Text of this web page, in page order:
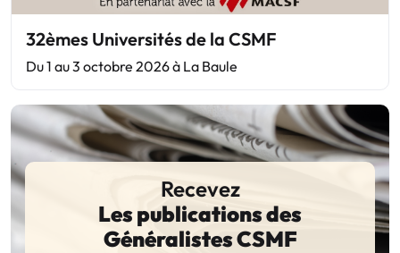
32èmes Universités de la CSMF
Du 1 au 3 octobre 2026 à La Baule
Recevez
Les publications des
Généralistes CSMF